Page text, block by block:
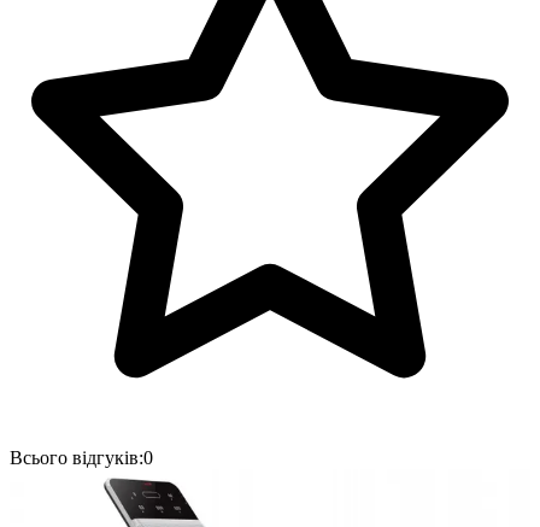
Всього відгуків:0